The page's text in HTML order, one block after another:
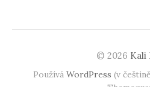
© 2026 Kali
Používá WordPress (v